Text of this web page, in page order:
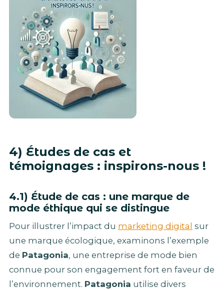
4) Études de cas et
témoignages : inspirons-nous !
4.1) Étude de cas : une marque de
mode éthique qui se distingue
Pour illustrer l’impact du marketing digital sur
une marque écologique, examinons l’exemple
de Patagonia, une entreprise de mode bien
connue pour son engagement fort en faveur de
l’environnement. Patagonia utilise divers